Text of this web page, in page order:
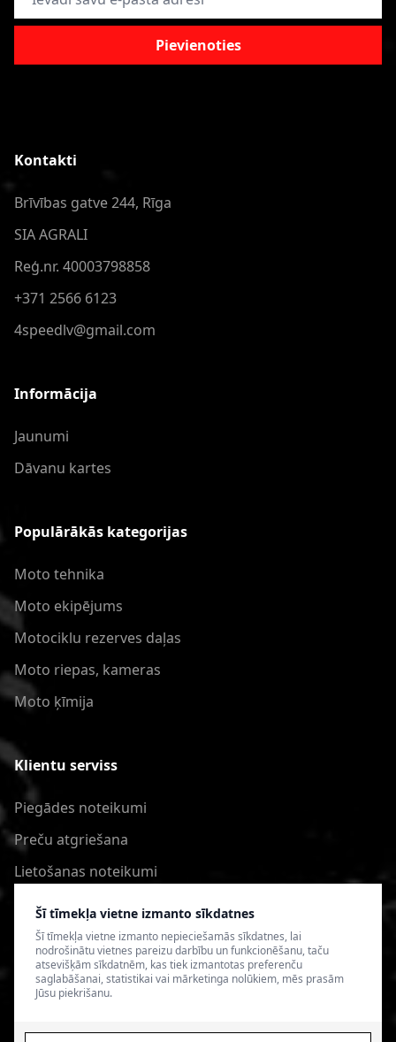
Šī tīmekļa vietne izmanto sīkdatnes
Šī tīmekļa vietne izmanto nepieciešamās sīkdatnes, lai
nodrošinātu vietnes pareizu darbību un funkcionēšanu, taču
atsevišķām sīkdatnēm, kas tiek izmantotas preferenču
saglabāšanai, statistikai vai mārketinga nolūkiem, mēs prasām
Jūsu piekrišanu.
Pievienoties
Kontakti
Brīvības gatve 244, Rīga
SIA AGRALI
Reģ.nr. 40003798858
+371 2566 6123
4speedlv@gmail.com
Informācija
Jaunumi
Dāvanu kartes
Populārākās kategorijas
Moto tehnika
Moto ekipējums
Motociklu rezerves daļas
Moto riepas, kameras
Moto ķīmija
Klientu serviss
Piegādes noteikumi
Preču atgriešana
Lietošanas noteikumi
Privātuma politika